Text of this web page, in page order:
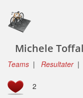
Michele
Teams | Resultater|
2